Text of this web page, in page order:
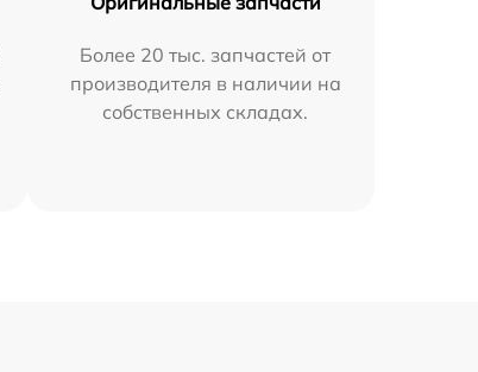
Более 20 тыс. запчастей от
производителя в наличии на
собственных складах.